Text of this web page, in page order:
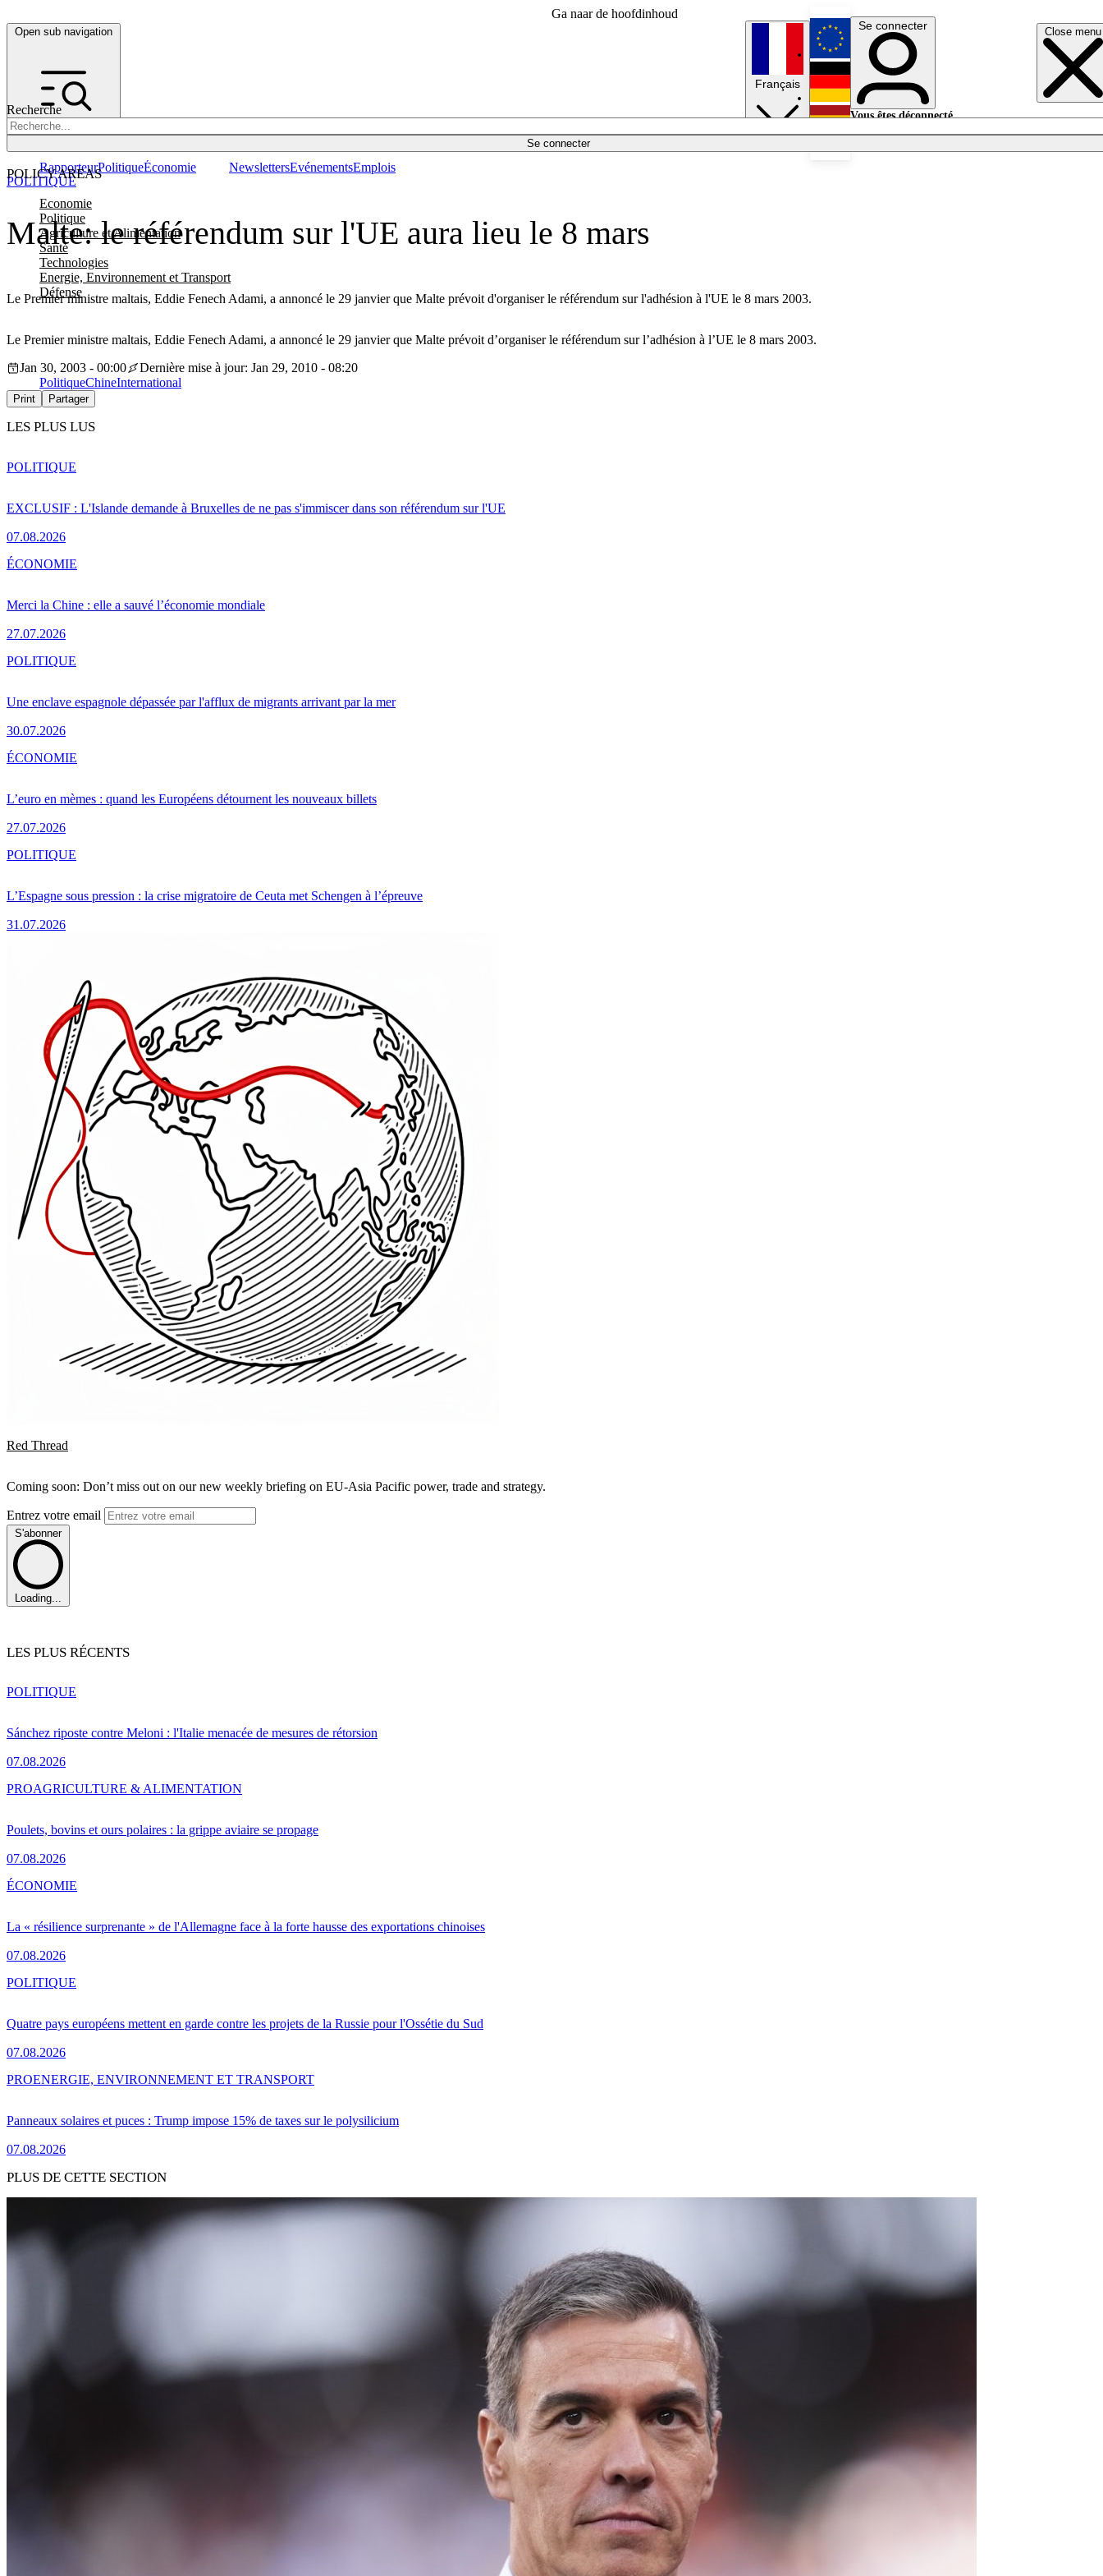
Ga naar de hoofdinhoud
Open sub navigation Close menu
Recherche
Se connecter
POLICY AREAS
Economie
Politique
Agriculture et Alimentation
Santé
Technologies
Energie, Environnement et Transport
Défense
RapporteurPolitiqueÉconomie NewslettersEvénementsEmplois
Français
English
Deutsch
Se connecter
Vous êtes déconnecté.
Malte: le référendum sur l'UE aura lieu le 8 mars
Le Premier ministre maltais, Eddie Fenech Adami, a annoncé le 29 janvier que Malte prévoit d'organiser le référendum sur l'adhésion à l'UE le 8 mars 2003.
POLITIQUE
Le Premier ministre maltais, Eddie Fenech Adami, a annoncé le 29 janvier que Malte prévoit d’organiser le référendum sur l’adhésion à l’UE le 8 mars 2003.
Jan 30, 2003 - 00:00
Dernière mise à jour: Jan 29, 2010 - 08:20
PolitiqueChineInternational
Print Partager
LES PLUS LUS
EXCLUSIF : L'Islande demande à Bruxelles de ne pas s'immiscer dans son référendum sur l'UE
07.08.2026
POLITIQUE
Merci la Chine : elle a sauvé l’économie mondiale
27.07.2026
ÉCONOMIE
Une enclave espagnole dépassée par l'afflux de migrants arrivant par la mer
30.07.2026
POLITIQUE
L’euro en mèmes : quand les Européens détournent les nouveaux billets
27.07.2026
ÉCONOMIE
L’Espagne sous pression : la crise migratoire de Ceuta met Schengen à l’épreuve
31.07.2026
POLITIQUE
Red Thread
Coming soon: Don’t miss out on our new weekly briefing on EU-Asia Pacific power, trade and strategy.
Entrez votre email
S'abonner
Loading...
LES PLUS RÉCENTS
Sánchez riposte contre Meloni : l'Italie menacée de mesures de rétorsion
07.08.2026
POLITIQUE
Poulets, bovins et ours polaires : la grippe aviaire se propage
07.08.2026
PROAGRICULTURE & ALIMENTATION
La « résilience surprenante » de l'Allemagne face à la forte hausse des exportations chinoises
07.08.2026
ÉCONOMIE
Quatre pays européens mettent en garde contre les projets de la Russie pour l'Ossétie du Sud
07.08.2026
POLITIQUE
Panneaux solaires et puces : Trump impose 15% de taxes sur le polysilicium
07.08.2026
PROENERGIE, ENVIRONNEMENT ET TRANSPORT
PLUS DE CETTE SECTION